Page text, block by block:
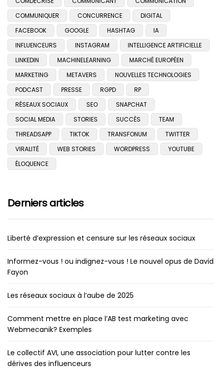
COMMUNIQUER
CONCURRENCE
DIGITAL
FACEBOOK
GOOGLE HASHTAG
IA
INFLUENCEURS
INSTAGRAM
INTELLIGENCE ARTIFICIELLE
LINKEDIN
MACHINELEARNING
MARCHÉ EUROPÉEN
MARKETING
METAVERS
NOUVELLES TECHNOLOGIES
PODCAST
PRESSE RGPD
RP
RÉSEAUX SOCIAUX
SEO
SNAPCHAT
SOCIAL MEDIA
STORIES SUCCÈS
TEAM
THREADSAPP
TIKTOK TRANSFONUM
TWITTER
VIRALITÉ
WEB STORIES WORDPRESS
YOUTUBE
ÉLOQUENCE
Derniers articles
Liberté d’expression et censure sur les réseaux sociaux
Informez-vous ! ou indignez-vous ! Le nouvel opus de David
Fayon
Les réseaux sociaux à l’aube de 2025
Comment mettre en place l’AB test marketing avec
Webmecanik? Exemples
Le collectif AVI, une association pour lutter contre les
dérives des influenceurs